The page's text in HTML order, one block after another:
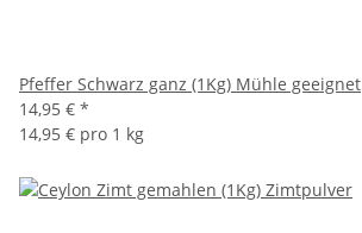
Pfeffer Schwarz ganz (1Kg) Mühle geeignet
14,95 € *
14,95 € pro 1 kg